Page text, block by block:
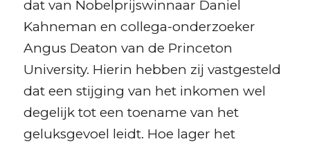
dat van Nobelprijswinnaar Daniel
Kahneman en collega-onderzoeker
Angus Deaton van de Princeton
University. Hierin hebben zij vastgesteld
dat een stijging van het inkomen wel
degelijk tot een toename van het
geluksgevoel leidt. Hoe lager het